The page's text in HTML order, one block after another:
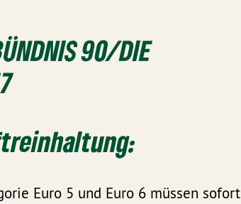
90/DIE
Euro 5 und Euro 6 müssen sofort